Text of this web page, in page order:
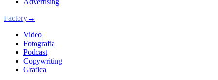
Advertising
Factory→
Video
Fotografia
Podcast
Copywriting
Grafica